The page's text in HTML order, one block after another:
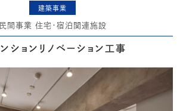
建築事業
民間事業 住宅・宿泊関連施設
ションリノベーション工事